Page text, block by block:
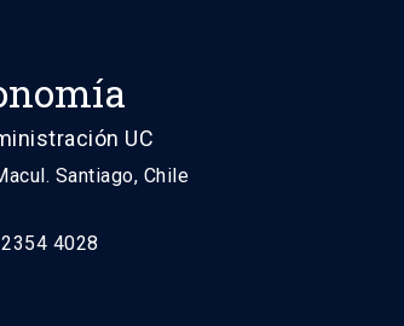
UC
Santiago, Chile
4028